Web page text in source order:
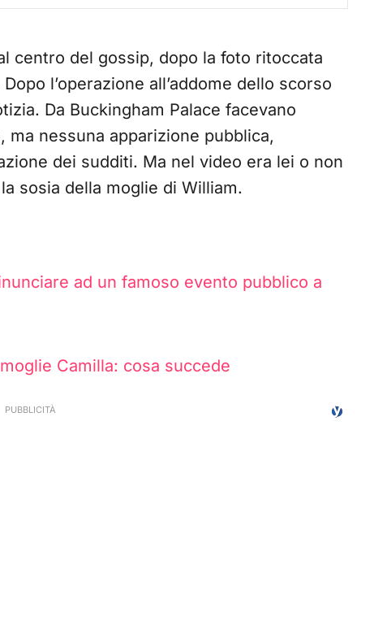
centro del gossip, dopo la foto ritoccata
l’operazione all’addome dello scorso
Da Buckingham Palace facevano
nessuna apparizione pubblica,
dei sudditi. Ma nel video era lei o non
sosia della moglie di William.
ad un famoso evento pubblico a
Camilla: cosa succede